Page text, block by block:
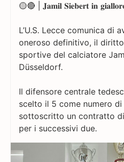
🟡🔴 | 𝐉𝐚𝐦𝐢𝐥 𝐒𝐢𝐞𝐛𝐞𝐫𝐭 𝐢𝐧
L’U.S. Lecce comunica di
oneroso definitivo, il
sportive del calciatore
Düsseldorf.
Il difensore centrale
scelto il 5 come numero di
sottoscritto un contratto
per i successivi due.